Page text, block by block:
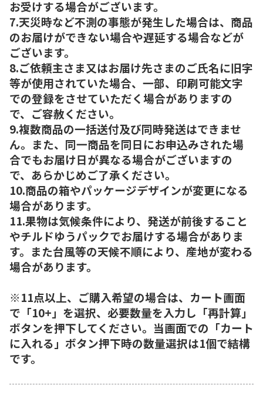
お受けする場合がございます。
7.天災時など不測の事態が発生した場合は、商品
のお届けができない場合や遅延する場合などが
ございます。
8.ご依頼主さま又はお届け先さまのご氏名に旧字
等が使用されていた場合、一部、印刷可能文字
での登録をさせていただく場合がありますの
で、ご容赦ください。
9.複数商品の一括送付及び同時発送はできませ
ん。また、同一商品を同日にお申込みされた場
合でもお届け日が異なる場合がございますの
で、あらかじめご了承ください。
10.商品の箱やパッケージデザインが変更になる
場合があります。
11.果物は気候条件により、発送が前後すること
やチルドゆうパックでお届けする場合がありま
す。また台風等の天候不順により、産地が変わる
場合があります。
※11点以上、ご購入希望の場合は、カート画面
で「10+」を選択、必要数量を入力し「再計算」
ボタンを押下してください。当画面での「カート
に入れる」ボタン押下時の数量選択は1個で結構
です。